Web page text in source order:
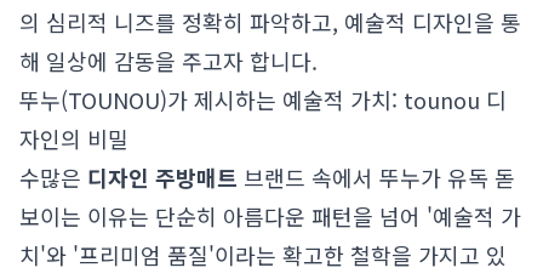
의 심리적 니즈를 정확히 파악하고, 예술적 디자인을 통
해 일상에 감동을 주고자 합니다.
뚜누(TOUNOU)가 제시하는 예술적 가치: tounou 디
자인의 비밀
수많은 디자인 주방매트 브랜드 속에서 뚜누가 유독 돋
보이는 이유는 단순히 아름다운 패턴을 넘어 '예술적 가
치'와 '프리미엄 품질'이라는 확고한 철학을 가지고 있